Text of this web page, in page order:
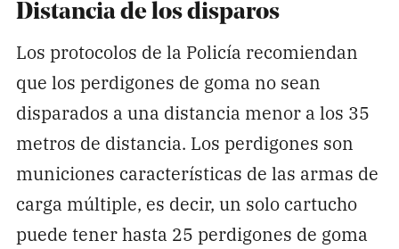
Distancia de los disparos
Los protocolos de la Policía recomiendan
que los perdigones de goma no sean
disparados a una distancia menor a los 35
metros de distancia. Los perdigones son
municiones características de las armas de
carga múltiple, es decir, un solo cartucho
puede tener hasta 25 perdigones de goma